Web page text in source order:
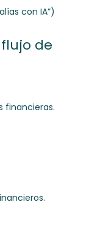
con IA”)
de
financieras.